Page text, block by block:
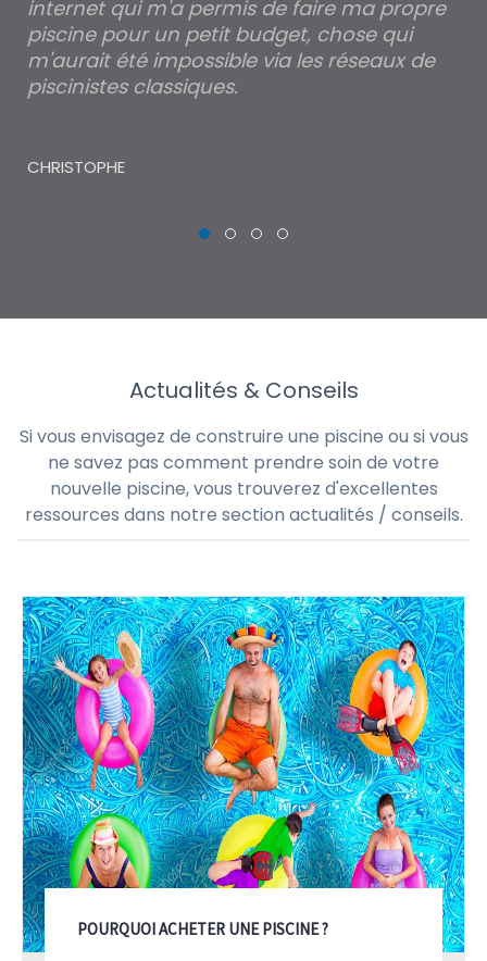
internet qui m'a permis de faire ma propre
piscine pour un petit budget, chose qui
m'aurait été impossible via les réseaux de
piscinistes classiques.
CHRISTOPHE
Actualités & Conseils
Si vous envisagez de construire une piscine ou si vous
ne savez pas comment prendre soin de votre
nouvelle piscine, vous trouverez d'excellentes
ressources dans notre section actualités / conseils.
POURQUOI ACHETER UNE PISCINE ?